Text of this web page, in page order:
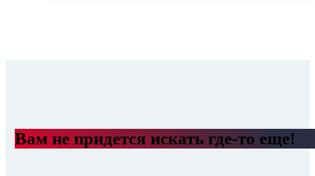
Вам не придется искать где-то еще!